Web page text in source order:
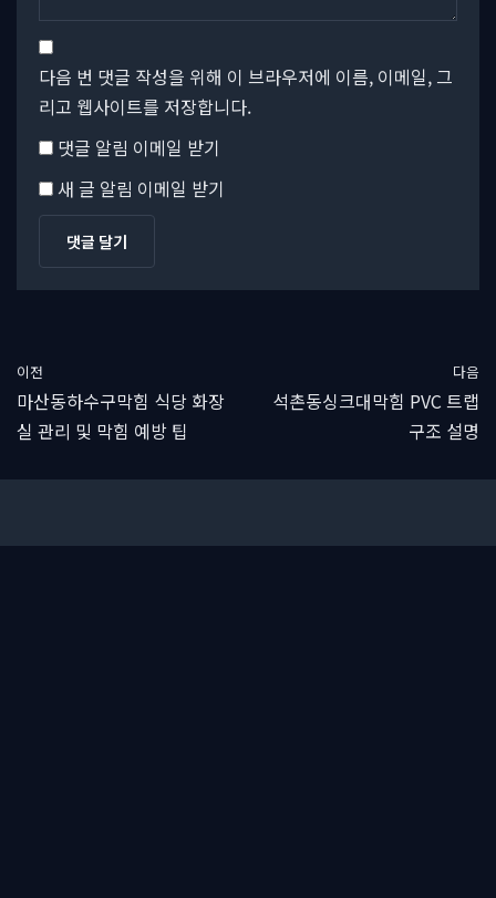
다음 번 댓글 작성을 위해 이 브라우저에 이름, 이메일, 그
리고 웹사이트를 저장합니다.
댓글 알림 이메일 받기
새 글 알림 이메일 받기
이전
마산동하수구막힘 식당 화장
실 관리 및 막힘 예방 팁
다음
석촌동싱크대막힘 PVC 트랩
구조 설명